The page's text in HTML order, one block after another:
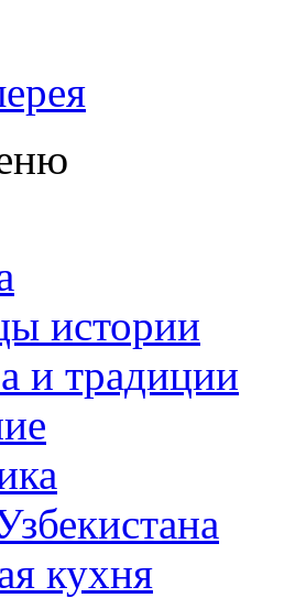
истории
и традиции
кухня